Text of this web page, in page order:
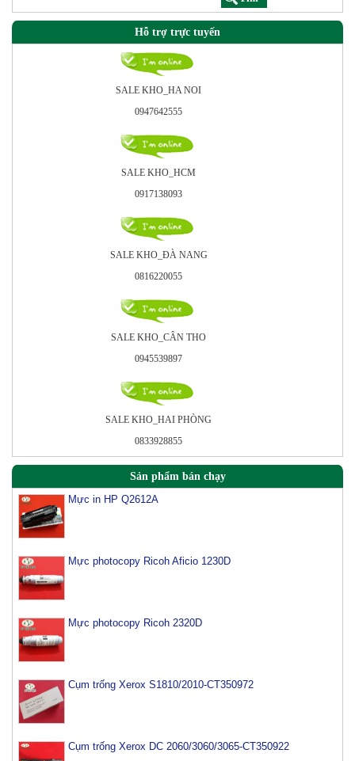
Hỗ trợ trực tuyến
SALE KHO_HA NOI
0947642555
SALE KHO_HCM
0917138093
SALE KHO_ÐÀ NANG
0816220055
SALE KHO_CÂN THO
0945539897
SALE KHO_HAI PHÒNG
0833928855
Sản phẩm bán chạy
Mực in HP Q2612A
Mực photocopy Ricoh Aficio 1230D
Mực photocopy Ricoh 2320D
Cụm trống Xerox S1810/2010-CT350972
Cụm trống Xerox DC 2060/3060/3065-CT350922